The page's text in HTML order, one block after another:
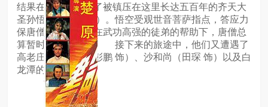
结果在五行山见到了被镇压在这里长达五百年的齐天大
圣孙悟空（岳华 饰）。悟空受观世音菩萨指点，答应力
保唐僧西天取经。在武功高强的徒弟的帮助下，唐僧总
算暂时安下心来。 接下来的旅途中，他们又遭遇了
高老庄的猪八戒（彭鹏 饰）、沙和尚（田琛 饰）以及白
龙潭的小白龙，